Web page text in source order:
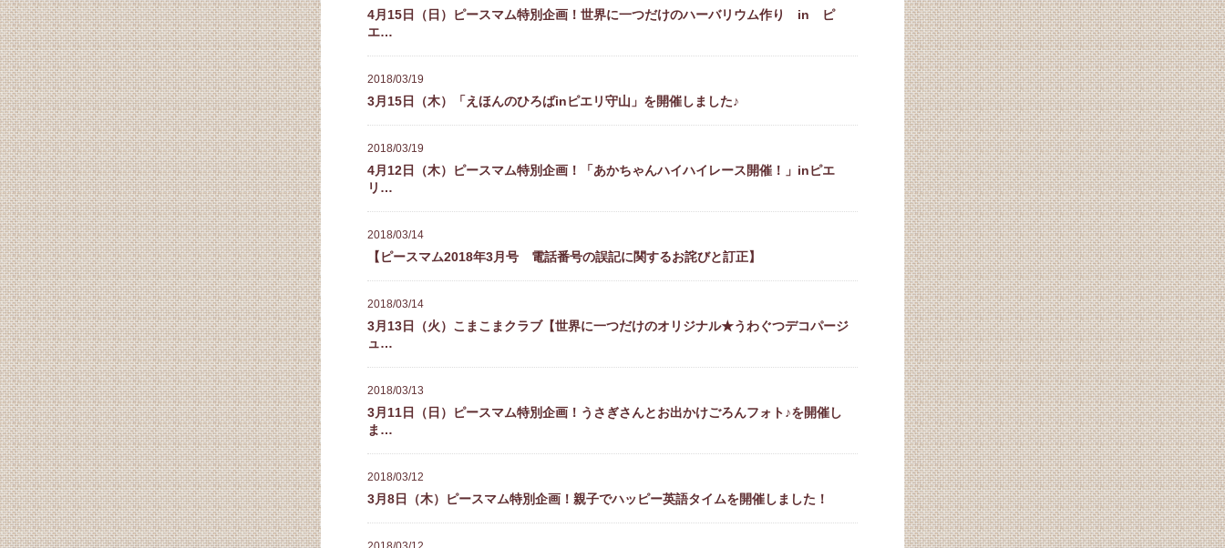
4月15日（日）ピースマム特別企画！世界に一つだけのハーバリウム作り in ピ
エ…
2018/03/19
3月15日（木）「えほんのひろばinピエリ守山」を開催しました♪
2018/03/19
4月12日（木）ピースマム特別企画！「あかちゃんハイハイレース開催！」inピエ
リ…
2018/03/14
【ピースマム2018年3月号 電話番号の誤記に関するお詫びと訂正】
2018/03/14
3月13日（火）こまこまクラブ【世界に一つだけのオリジナル★うわぐつデコパージ
ュ…
2018/03/13
3月11日（日）ピースマム特別企画！うさぎさんとお出かけごろんフォト♪を開催し
ま…
2018/03/12
3月8日（木）ピースマム特別企画！親子でハッピー英語タイムを開催しました！